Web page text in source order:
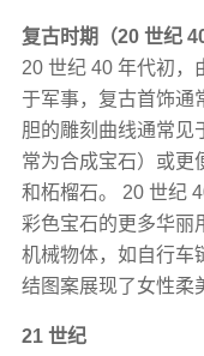
复古时期（20 世纪
20 世纪 40 年代初，
于军事，复古首饰通
胆的雕刻曲线通常见
常为合成宝石）或更
和柘榴石。 20 世纪
彩色宝石的更多华丽
机械物体，如自行车
结图案展现了女性柔
21 世纪